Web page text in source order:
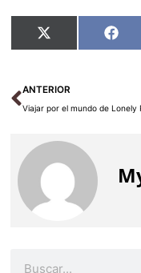
Compartir
en
X
(Twitter) en
Ant
ANTERIOR
Viajar por el mundo de Lonely